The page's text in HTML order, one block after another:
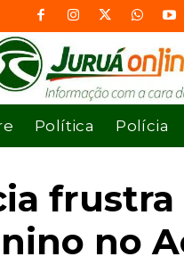
Política Polícia
no